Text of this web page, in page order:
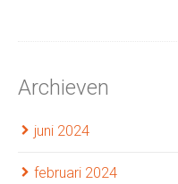
Archieven
juni 2024
februari 2024